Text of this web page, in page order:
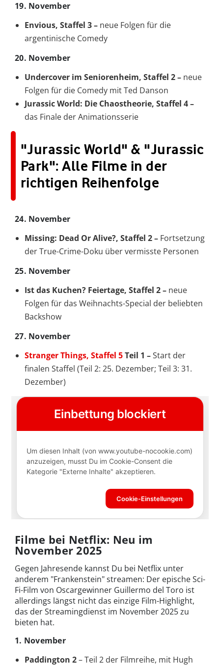
19. November
Envious, Staffel 3 – neue Folgen für die
argentinische Comedy
20. November
Undercover im Seniorenheim, Staffel 2 – neue
Folgen für die Comedy mit Ted Danson
Jurassic World: Die Chaostheorie, Staffel 4 –
das Finale der Animationsserie
"Jurassic World" & "Jurassic
Park": Alle Filme in der
richtigen Reihenfolge
24. November
Missing: Dead Or Alive?, Staffel 2 – Fortsetzung
der True-Crime-Doku über vermisste Personen
25. November
Ist das Kuchen? Feiertage, Staffel 2 – neue
Folgen für das Weihnachts-Special der beliebten
Backshow
27. November
Stranger Things, Staffel 5Teil 1 –Start der
finalen Staffel (Teil 2: 25. Dezember; Teil 3: 31.
Dezember)
Filme bei Netflix: Neu im
November 2025
Gegen Jahresende kannst Du bei Netflix unter
anderem "Frankenstein" streamen: Der epische Sci-
Fi-Film von Oscargewinner Guillermo del Toro ist
allerdings längst nicht das einzige Film-Highlight,
das der Streamingdienst im November 2025 zu
bieten hat.
1. November
Paddington 2– Teil 2 der Filmreihe, mit Hugh